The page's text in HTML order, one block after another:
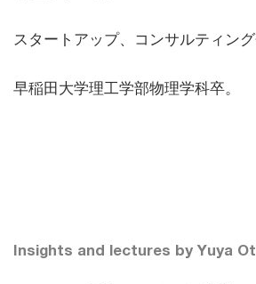
スタートアップ、コンサルティング
早稲田大学理工学部物理学科卒。
Insights and lectures by Yuya